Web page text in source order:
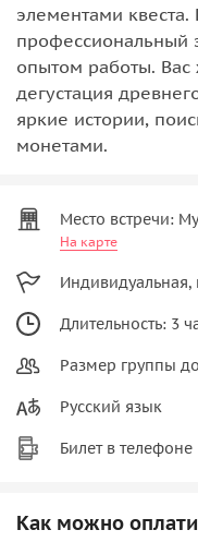
элементами
профессиональный
опытом работы. Вас
дегустация
яркие истории,
монетами.
Место встречи:
На карте
Длительность: 3
Размер группы
Русский язык
Билет в телефоне
Как можно